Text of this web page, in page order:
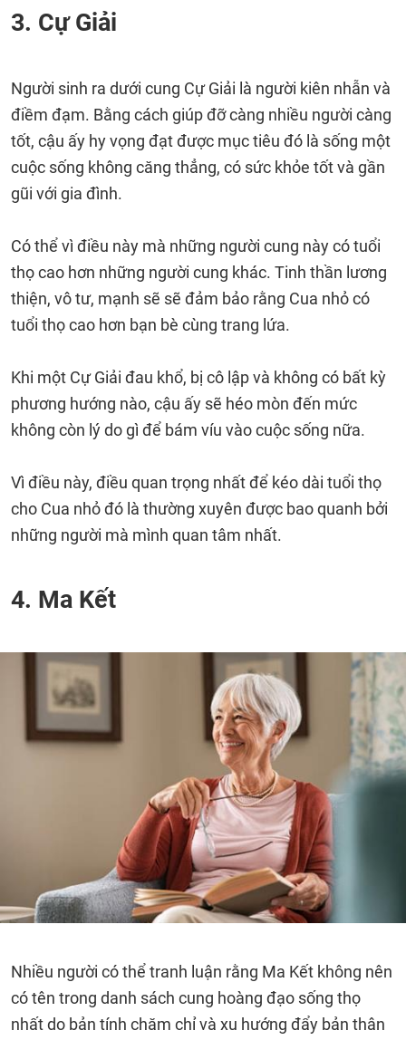
3. Cự Giải
Người sinh ra dưới cung Cự Giải là người kiên nhẫn và
điềm đạm. Bằng cách giúp đỡ càng nhiều người càng
tốt, cậu ấy hy vọng đạt được mục tiêu đó là sống một
cuộc sống không căng thẳng, có sức khỏe tốt và gần
gũi với gia đình.
Có thể vì điều này mà những người cung này có tuổi
thọ cao hơn những người cung khác. Tinh thần lương
thiện, vô tư, mạnh sẽ sẽ đảm bảo rằng Cua nhỏ có
tuổi thọ cao hơn bạn bè cùng trang lứa.
Khi một Cự Giải đau khổ, bị cô lập và không có bất kỳ
phương hướng nào, cậu ấy sẽ héo mòn đến mức
không còn lý do gì để bám víu vào cuộc sống nữa.
Vì điều này, điều quan trọng nhất để kéo dài tuổi thọ
cho Cua nhỏ đó là thường xuyên được bao quanh bởi
những người mà mình quan tâm nhất.
4. Ma Kết
Nhiều người có thể tranh luận rằng Ma Kết không nên
có tên trong danh sách cung hoàng đạo sống thọ
nhất do bản tính chăm chỉ và xu hướng đẩy bản thân